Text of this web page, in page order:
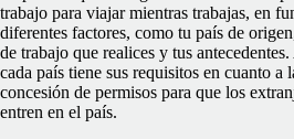
trabajo para viajar mientras trabajas, en
diferentes factores, como tu país de
de trabajo que realices y tus
cada país tiene sus requisitos en cuanto a
concesión de permisos para que los
entren en el país.